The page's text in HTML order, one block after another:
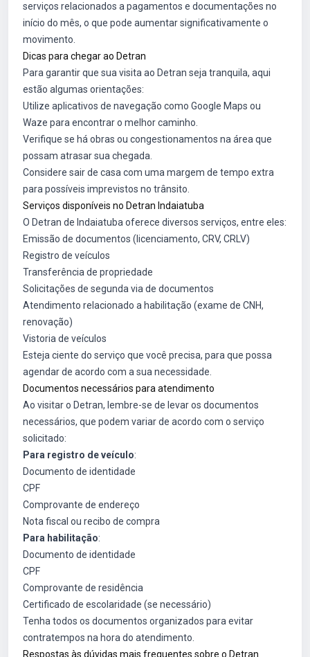
serviços relacionados a pagamentos e documentações no
início do mês, o que pode aumentar significativamente o
movimento.
Dicas para chegar ao Detran
Para garantir que sua visita ao Detran seja tranquila, aqui
estão algumas orientações:
Utilize aplicativos de navegação como Google Maps ou
Waze para encontrar o melhor caminho.
Verifique se há obras ou congestionamentos na área que
possam atrasar sua chegada.
Considere sair de casa com uma margem de tempo extra
para possíveis imprevistos no trânsito.
Serviços disponíveis no Detran Indaiatuba
O Detran de Indaiatuba oferece diversos serviços, entre eles:
Emissão de documentos (licenciamento, CRV, CRLV)
Registro de veículos
Transferência de propriedade
Solicitações de segunda via de documentos
Atendimento relacionado a habilitação (exame de CNH,
renovação)
Vistoria de veículos
Esteja ciente do serviço que você precisa, para que possa
agendar de acordo com a sua necessidade.
Documentos necessários para atendimento
Ao visitar o Detran, lembre-se de levar os documentos
necessários, que podem variar de acordo com o serviço
solicitado:
Para registro de veículo:
Documento de identidade
CPF
Comprovante de endereço
Nota fiscal ou recibo de compra
Para habilitação:
Documento de identidade
CPF
Comprovante de residência
Certificado de escolaridade (se necessário)
Tenha todos os documentos organizados para evitar
contratempos na hora do atendimento.
Respostas às dúvidas mais frequentes sobre o Detran